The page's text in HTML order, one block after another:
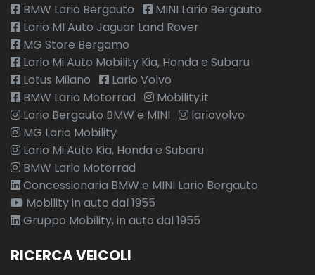
BMW Lario Bergauto
MINI Lario Bergauto
Lario MI Auto Jaguar Land Rover
MG Store Bergamo
Lario Mi Auto Mobility Kia, Honda e Subaru
Lotus Milano
Lario Volvo
BMW Lario Motorrad
Mobility.it
Lario Bergauto BMW e MINI
lariovolvo
MG Lario Mobility
Lario Mi Auto Kia, Honda e Subaru
BMW Lario Motorrad
Concessionaria BMW e MINI Lario Bergauto
Mobility in auto dal 1955
Gruppo Mobility, in auto dal 1955
RICERCA VEICOLI